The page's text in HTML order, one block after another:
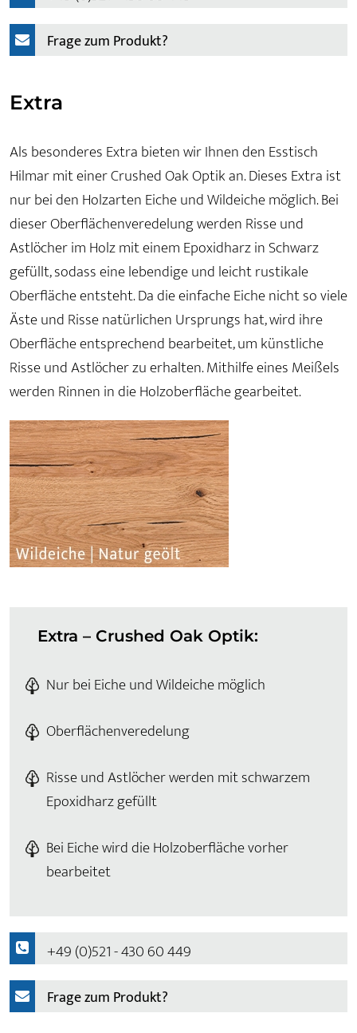
Frage zum Produkt?
Extra
Als besonderes Extra bieten wir Ihnen den Esstisch
Hilmar mit einer Crushed Oak Optik an. Dieses Extra ist
nur bei den Holzarten Eiche und Wildeiche möglich. Bei
dieser Oberflächenveredelung werden Risse und
Astlöcher im Holz mit einem Epoxidharz in Schwarz
gefüllt, sodass eine lebendige und leicht rustikale
Oberfläche entsteht. Da die einfache Eiche nicht so viele
Äste und Risse natürlichen Ursprungs hat, wird ihre
Oberfläche entsprechend bearbeitet, um künstliche
Risse und Astlöcher zu erhalten. Mithilfe eines Meißels
werden Rinnen in die Holzoberfläche gearbeitet.
Extra – Crushed Oak Optik:
Nur bei Eiche und Wildeiche möglich
Oberflächenveredelung
Risse und Astlöcher werden mit schwarzem
Epoxidharz gefüllt
Bei Eiche wird die Holzoberfläche vorher
bearbeitet
+49 (0)521 - 430 60 449
Frage zum Produkt?